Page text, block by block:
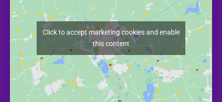
Click to accept marketing cookies and enable
this content